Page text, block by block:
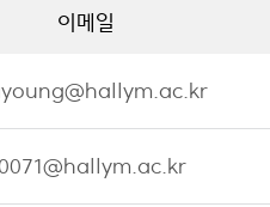
이메일